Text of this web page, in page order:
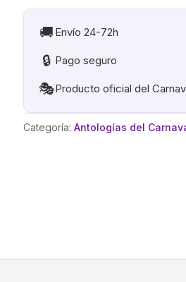
🚚 Envío 24-72h
🔒 Pago seguro
🎭Producto oficial del
Categoría: Antologías del